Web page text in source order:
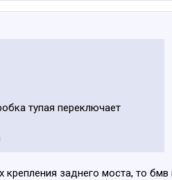
тупая переключает
заднего моста, то бмв